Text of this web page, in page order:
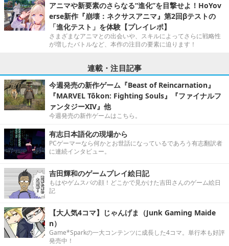
アニマや新要素のさらなる“進化”を目撃せよ！HoYov
erse新作『崩壊：ネクサスアニマ』第2回βテストの
「進化テスト」を体験【プレイレポ】
さまざまなアニマとの出会いや、スキルによってさらに戦略性
が増したバトルなど、本作の注目の要素に迫ります！
連載・注目記事
今週発売の新作ゲーム『Beast of Reincarnation』
『MARVEL Tōkon: Fighting Souls』『ファイナルフ
ァンタジーXIV』他
今週発売の新作ゲームはこちら。
有志日本語化の現場から
PCゲーマーなら何かとお世話になっているであろう有志翻訳者
に連続インタビュー。
吉田輝和のゲームプレイ絵日記
もはやゲムスパの顔！どこかで見かけた吉田さんのゲーム絵日
記
【大人気4コマ】じゃんげま（Junk Gaming Maide
n）
Game*Sparkの一大コンテンツに成長した4コマ。単行本も好評
発売中！